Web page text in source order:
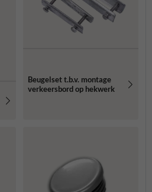
Beugelset t.b.v. montage
verkeersbord op hekwerk